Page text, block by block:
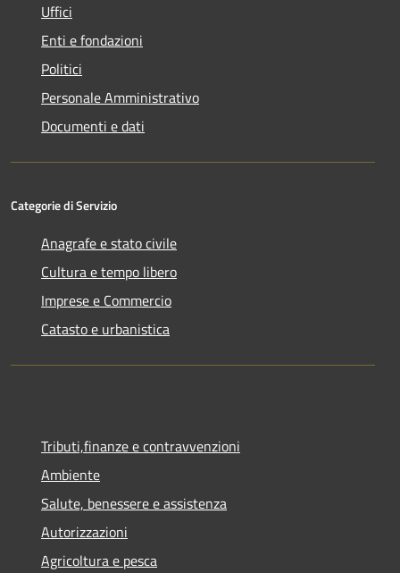
Uffici
Enti e fondazioni
Politici
Personale Amministrativo
Documenti e dati
Categorie di Servizio
Anagrafe e stato civile
Cultura e tempo libero
Imprese e Commercio
Catasto e urbanistica
Tributi,finanze e contravvenzioni
Ambiente
Salute, benessere e assistenza
Autorizzazioni
Agricoltura e pesca